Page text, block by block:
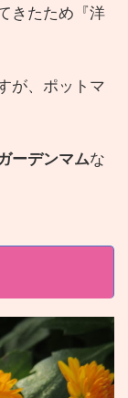
きたため『洋
が、ポットマ
ーデンマムな